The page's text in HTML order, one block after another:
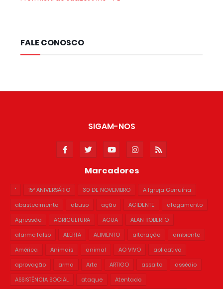
FALE CONOSCO
SIGAM-NOS
Marcadores
' 15º ANIVERSÁRIO 30 DE NOVEMBRO
A Igreja Genuína
abastecimento
abuso ação ACIDENTE
afogamento
Agressão
AGRICULTURA AGUA
ALAN ROBERTO
alarme falso
ALERTA ALIMENTO alteração
ambiente
América
Animais animal AO VIVO
aplicativo
aprovação
arma Arte ARTIGO assalto
assédio
ASSISTÊNCIA SOCIAL
ataque
Atentado